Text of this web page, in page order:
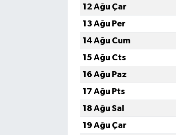
12 Ağu Çar
13 Ağu Per
14 Ağu Cum
15 Ağu Cts
16 Ağu Paz
17 Ağu Pts
18 Ağu Sal
19 Ağu Çar